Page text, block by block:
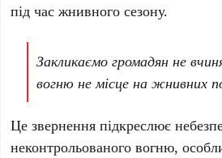
під час жнивного сезону.
Закликаємо громадян не
вогню не місце на жнивних
Це звернення підкреслює
неконтрольованого вогню,